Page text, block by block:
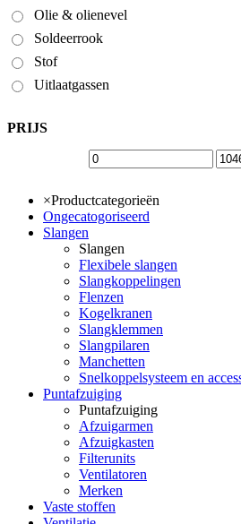
Olie & olienevel
Soldeerrook
Stof
Uitlaatgassen
PRIJS
×Productcategorieën
Ongecatogoriseerd
Slangen
Slangen
Flexibele slangen
Slangkoppelingen
Flenzen
Kogelkranen
Slangklemmen
Slangpilaren
Manchetten
Snelkoppelsysteem en
Puntafzuiging
Puntafzuiging
Afzuigarmen
Afzuigkasten
Filterunits
Ventilatoren
Merken
Vaste stoffen